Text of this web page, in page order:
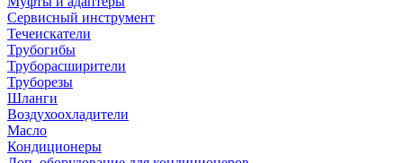
Сервисный инструмент
Течеискатели
Трубогибы
Труборасширители
Труборезы
Шланги
Воздухоохладители
Масло
Кондиционеры